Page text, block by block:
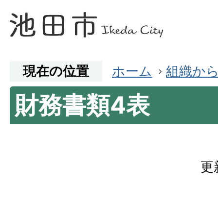
現在の位置 ホーム 組織か
財務書類4表
更